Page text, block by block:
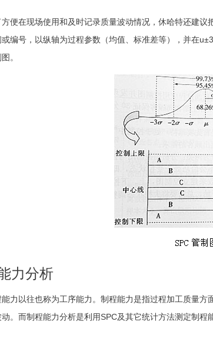
方便在现场使用和及时记录质量波动情况，休哈特还建
编号，以纵轴为过程参数（均值、标准差等），并在
。
力分析
能力以往也称为工序能力。制程能力是指过程加工质量
动。而制程能力分析是利用SPC及其它统计方法测定制